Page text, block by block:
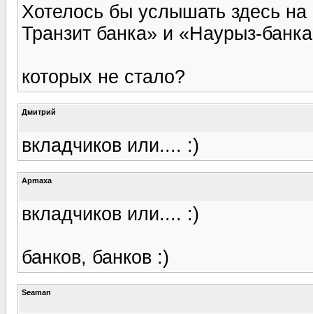
Хотелось бы услышать здесь
Транзит банка» и «Наурыз-
которых не стало?
Дмитрий
вкладчиков или.... :)
Apmaxa
вкладчиков или.... :)
банков, банков :)
Seaman